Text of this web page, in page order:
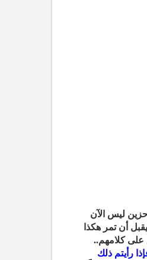
ليس الآن
أن تمر هكذا
على كلامهم..
رأيتم ذلك